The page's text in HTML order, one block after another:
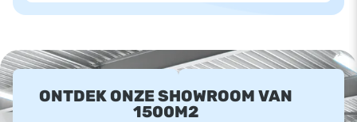
ONTDEK ONZE SHOWROOM VAN
1500M2